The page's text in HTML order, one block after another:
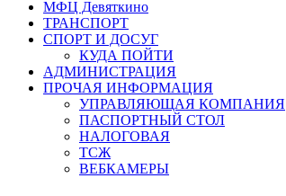
МФЦ Девяткино
ТРАНСПОРТ
СПОРТ И ДОСУГ
КУДА ПОЙТИ
АДМИНИСТРАЦИЯ
ПРОЧАЯ ИНФОРМАЦИЯ
УПРАВЛЯЮЩАЯ КОМПАНИЯ
ПАСПОРТНЫЙ СТОЛ
НАЛОГОВАЯ
ТСЖ
ВЕБКАМЕРЫ